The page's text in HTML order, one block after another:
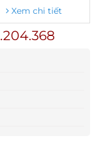
Xem chi tiết